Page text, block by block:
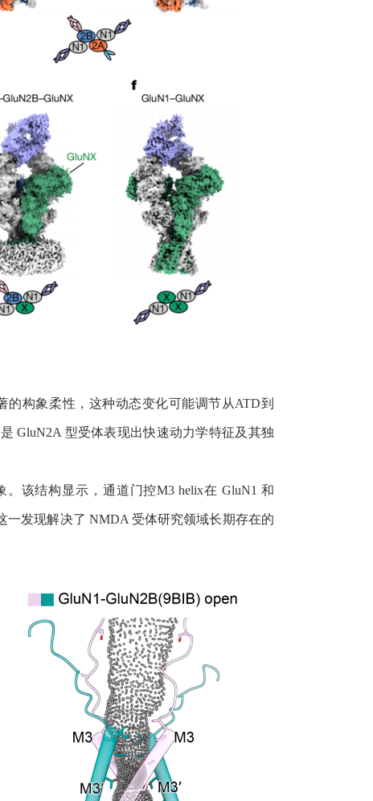
的构象柔性，这种动态变化可能调节从ATD到
是GluN2A 型受体表现出快速动力学特征及其独
。该结构显示，通道门控M3 helix在 GluN1 和
一发现解决了 NMDA 受体研究领域长期存在的